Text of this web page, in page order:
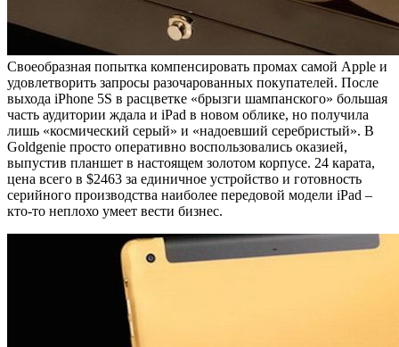
Своеобразная попытка компенсировать промах самой Apple и
удовлетворить запросы разочарованных покупателей. После
выхода iPhone 5S в расцветке «брызги шампанского» большая
часть аудитории ждала и iPad в новом облике, но получила
лишь «космический серый» и «надоевший серебристый». В
Goldgenie просто оперативно воспользовались оказией,
выпустив планшет в настоящем золотом корпусе. 24 карата,
цена всего в $2463 за единичное устройство и готовность
серийного производства наиболее передовой модели iPad –
кто-то неплохо умеет вести бизнес.